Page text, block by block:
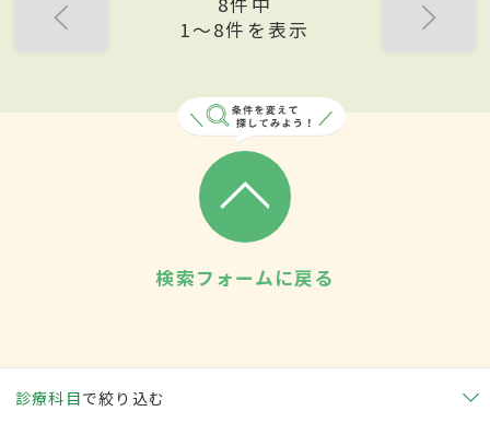
1〜8件を表示
検索フォームに戻る
診療科目で絞り込む